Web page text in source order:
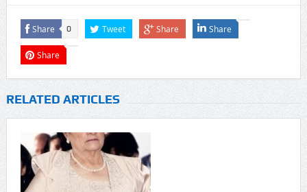
Share 0 Tweet Share Share
Share
RELATED ARTICLES